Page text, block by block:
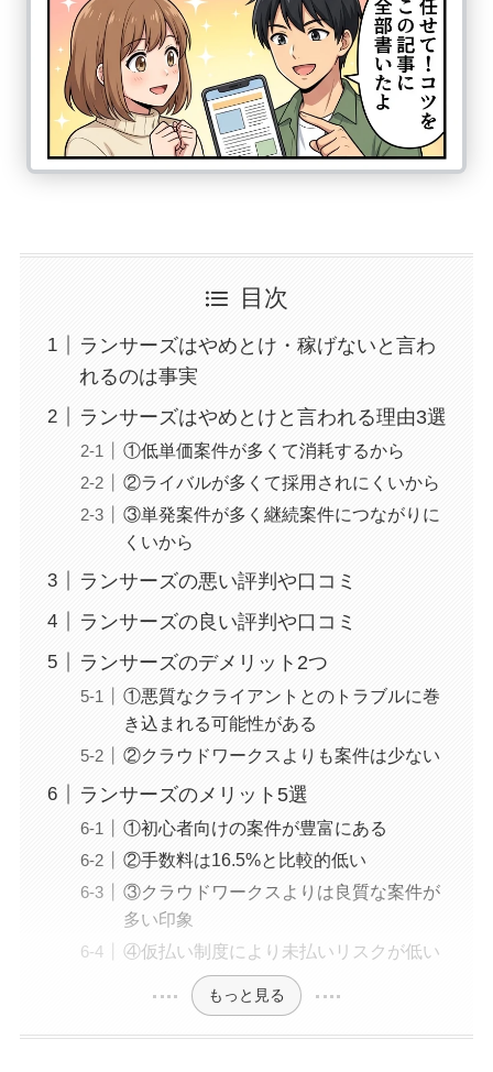
目次
ランサーズはやめとけ・稼げないと言わ
れるのは事実
ランサーズはやめとけと言われる理由3選
①低単価案件が多くて消耗するから
②ライバルが多くて採用されにくいから
③単発案件が多く継続案件につながりに
くいから
ランサーズの悪い評判や口コミ
ランサーズの良い評判や口コミ
ランサーズのデメリット2つ
①悪質なクライアントとのトラブルに巻
き込まれる可能性がある
②クラウドワークスよりも案件は少ない
ランサーズのメリット5選
①初心者向けの案件が豊富にある
②手数料は16.5%と比較的低い
③クラウドワークスよりは良質な案件が
多い印象
④仮払い制度により未払いリスクが低い
もっと見る